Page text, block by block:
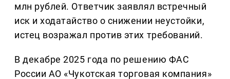
млн рублей. Ответчик заявлял встречный
иск и ходатайство о снижении неустойки,
истец возражал против этих требований.
В декабре 2025 года по решению ФАС
России АО «Чукотская торговая компания»